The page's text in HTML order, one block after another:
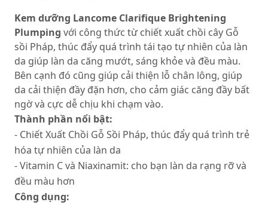
Kem dưỡng Lancome Clarifique Brightening
Plumping với công thức từ chiết xuất chồi cây Gỗ
sồi Pháp, thúc đẩy quá trình tái tạo tự nhiên của làn
da giúp làn da căng mướt, sáng khỏe và đều màu.
Bên cạnh đó cũng giúp cải thiện lỗ chân lông, giúp
da cải thiện đầy đặn hơn, cho cảm giác căng đầy bất
ngờ và cực dễ chịu khi chạm vào.
Thành phần nổi bật:
- Chiết Xuất Chồi Gỗ Sồi Pháp, thúc đẩy quá trình trẻ
hóa tự nhiên của làn da
- Vitamin C và Niaxinamit: cho bạn làn da rạng rỡ và
đều màu hơn
Công dụng: